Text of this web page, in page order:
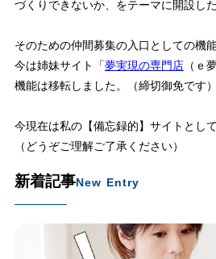
づくりできないか、をテーマに開設し
そのための仲間募集の入口としての機
今は姉妹サイト「夢実現の専門店（ｅ
機能は移転しました。（締切御免です）
今現在は私の【備忘録的】サイトとし
（どうぞご理解ご了承ください）
新着記事New Entry